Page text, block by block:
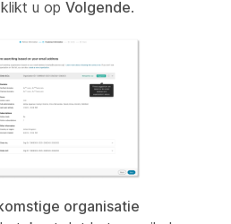
u op Volgende.
organisatie